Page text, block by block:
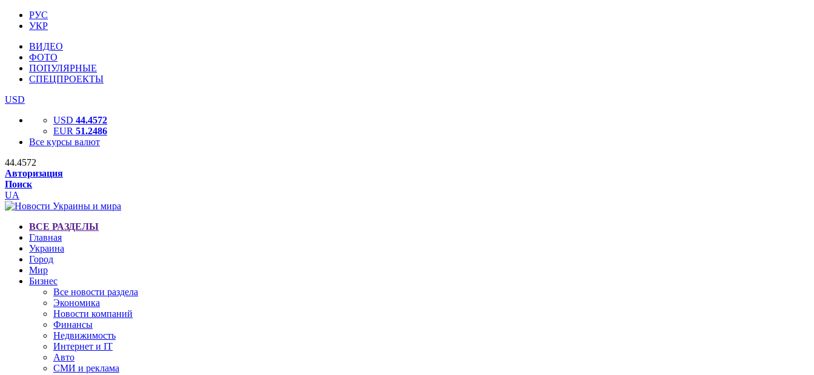
РУС
УКР
ВИДЕО
ФОТО
ПОПУЛЯРНЫЕ
СПЕЦПРОЕКТЫ
USD
USD 44.4572
EUR 51.2486
Все курсы валют
44.4572
Авторизация
Поиск
UA
ВСЕ РАЗДЕЛЫ
Главная
Украина
Город
Мир
Бизнес
Все новости раздела
Экономика
Новости компаний
Финансы
Недвижимость
Интернет и IT
Авто
СМИ и реклама